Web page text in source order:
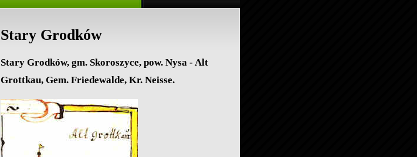
Stary Grodków
Stary Grodków, gm. Skoroszyce, pow. Nysa - Alt
Grottkau, Gem. Friedewalde, Kr. Neisse.